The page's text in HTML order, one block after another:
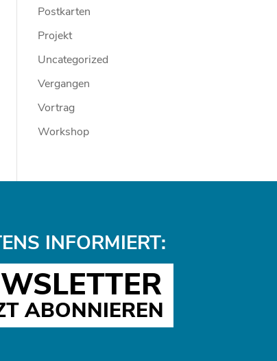
Postkarten
Projekt
Uncategorized
Vergangen
Vortrag
Workshop
INFORMIERT:
ABONNIEREN